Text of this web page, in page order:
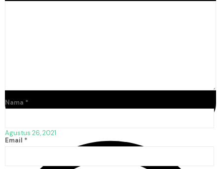
Agustus 26, 2021
Nama *
Email *